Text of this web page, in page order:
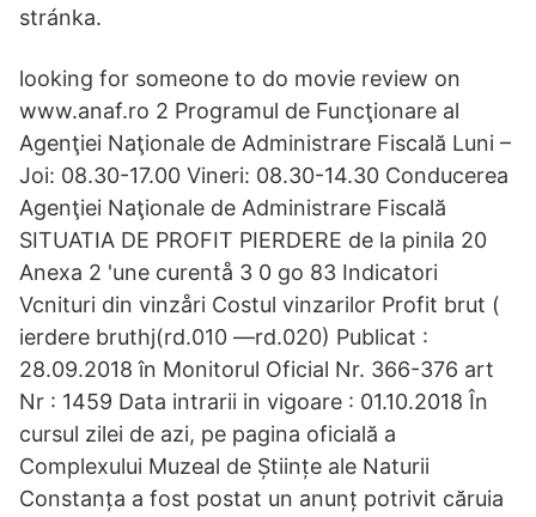
stránka.
looking for someone to do movie review on
www.anaf.ro 2 Programul de Funcţionare al
Agenţiei Naţionale de Administrare Fiscală Luni –
Joi: 08.30-17.00 Vineri: 08.30-14.30 Conducerea
Agenţiei Naţionale de Administrare Fiscală
SITUATIA DE PROFIT PIERDERE de la pinila 20
Anexa 2 'une curentå 3 0 go 83 Indicatori
Vcnituri din vinzåri Costul vinzarilor Profit brut (
ierdere bruthj(rd.010 —rd.020) Publicat :
28.09.2018 în Monitorul Oficial Nr. 366-376 art
Nr : 1459 Data intrarii in vigoare : 01.10.2018 În
cursul zilei de azi, pe pagina oficială a
Complexului Muzeal de Științe ale Naturii
Constanța a fost postat un anunț potrivit căruia